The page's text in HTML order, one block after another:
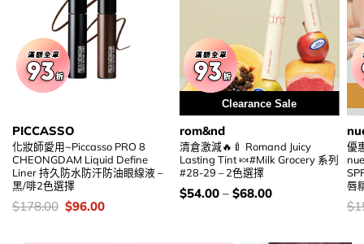
PICCASSO
化妝師愛用~Piccasso PRO 8
CHEONGDAM Liquid Define
Liner 持久防水防汗防油眼線液 –
黑/啡2色選擇
價
錢：
$178.00 Original
price
$96.00Current
Clearance Sale
rom&nd
清倉激減🔥🍼 Romand Juicy
Lasting Tint 🍬#Milk Grocery 系列
#28-29 – 2色選擇
價
錢：
$54.00– $68.00
優
唇
價
錢
$